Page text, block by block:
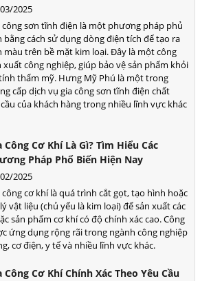
2025
công sơn tĩnh điện là một phương pháp phủ
bằng cách sử dụng dòng điện tích để tạo ra
màu trên bề mặt kim loại. Đây là một công
công nghiệp, giúp bảo vệ sản phẩm khỏi
thẩm mỹ. Hưng Mỹ Phú là một trong
cấp dịch vụ gia công sơn tĩnh điện chất
của khách hàng trong nhiều lĩnh vực khác
Công Cơ Khí Là Gì? Tìm Hiểu Các
Pháp Phổ Biến Hiện Nay
2025
công cơ khí là quá trình cắt gọt, tạo hình hoặc
vật liệu (chủ yếu là kim loại) để sản xuất các
sản phẩm cơ khí có độ chính xác cao. Công
ứng dụng rộng rãi trong ngành công nghiệp
cơ điện, y tế và nhiều lĩnh vực khác.
Công Cơ Khí Chính Xác Theo Yêu Cầu